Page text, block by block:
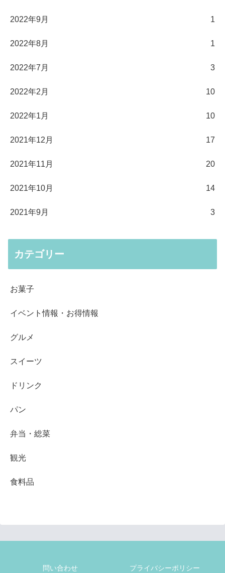
2022年9月 1
2022年8月 1
2022年7月 3
2022年2月 10
2022年1月 10
2021年12月 17
2021年11月 20
2021年10月 14
2021年9月 3
カテゴリー
お菓子
イベント情報・お得情報
グルメ
スイーツ
ドリンク
パン
弁当・総菜
観光
食料品
問い合わせ プライバシーポリシー